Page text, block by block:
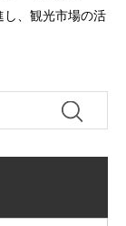
、観光市場の活